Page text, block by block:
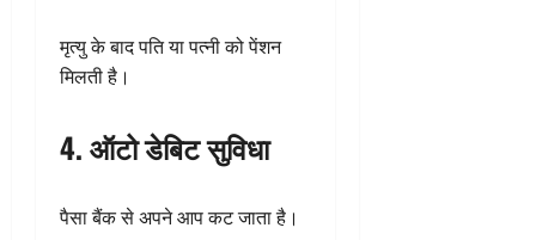
मृत्यु के बाद पति या पत्नी को पेंशन
मिलती है।
4. ऑटो डेबिट सुविधा
पैसा बैंक से अपने आप कट जाता है।